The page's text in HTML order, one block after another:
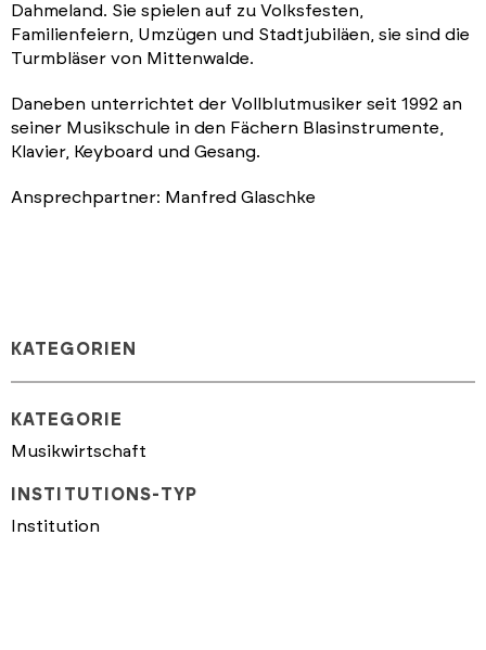
Dahmeland. Sie spielen auf zu Volksfesten,
Familienfeiern, Umzügen und Stadtjubiläen, sie sind die
Turmbläser von Mittenwalde.
Daneben unterrichtet der Vollblutmusiker seit 1992 an
seiner Musikschule in den Fächern Blasinstrumente,
Klavier, Keyboard und Gesang.
Ansprechpartner: Manfred Glaschke
KATEGORIEN
KATEGORIE
Musikwirtschaft
INSTITUTIONS-TYP
Institution